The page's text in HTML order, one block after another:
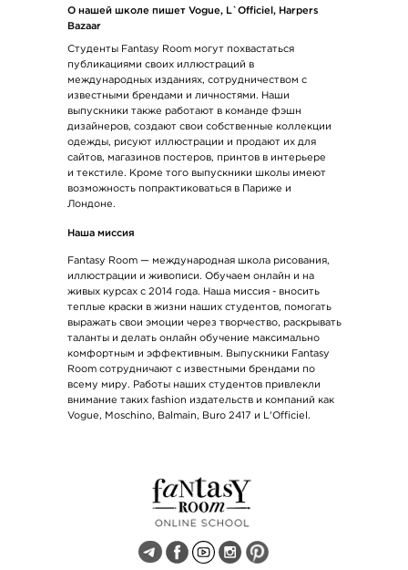
О нашей школе пишет Vogue, L`Officiel, Harpers
Bazaar
Студенты Fantasy Room могут похвастаться
публикациями своих иллюстраций в
международных изданиях, сотрудничеством с
известными брендами и личностями. Наши
выпускники также работают в команде фэшн
дизайнеров, создают свои собственные коллекции
одежды, рисуют иллюстрации и продают их для
сайтов, магазинов постеров, принтов в интерьере
и текстиле. Кроме того выпускники школы имеют
возможность попрактиковаться в Париже и
Лондоне.
Fantasy Room — международная школа рисования,
иллюстрации и живописи. Обучаем онлайн и на
живых курсах с 2014 года. Наша миссия - вносить
теплые краски в жизни наших студентов, помогать
выражать свои эмоции через творчество, раскрывать
таланты и делать онлайн обучение максимально
комфортным и эффективным. Выпускники Fantasy
Room сотрудничают с известными брендами по
всему миру. Работы наших студентов привлекли
внимание таких fashion издательств и компаний как
Vogue, Moschino, Balmain, Buro 2417 и L'Officiel.
Наша миссия